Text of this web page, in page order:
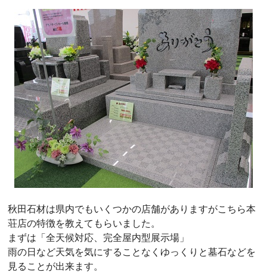
秋田石材は県内でもいくつかの店舗がありますがこちら本
荘店の特徴を教えてもらいました。
まずは「全天候対応、完全屋内型展示場」
雨の日など天気を気にすることなくゆっくりと墓石などを
見ることが出来ます。